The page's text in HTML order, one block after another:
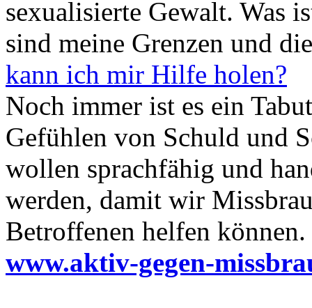
sexualisierte Gewalt. Was
sind meine Grenzen und
kann ich mir Hilfe holen?
Noch immer ist es ein
Gefühlen von Schuld und
wollen sprachfähig und
werden, damit wir
Betroffenen helfen können.
www.aktiv-gegen-